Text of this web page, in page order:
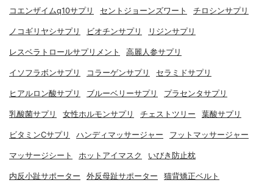
コエンザイムq10サプリ セントジョーンズワート チロシンサプリ
ノコギリヤシサプリ ビオチンサプリ リジンサプリ
レスベラトロールサプリメント 高麗人参サプリ
イソフラボンサプリ コラーゲンサプリ セラミドサプリ
ヒアルロン酸サプリ ブルーベリーサプリ プラセンタサプリ
乳酸菌サプリ 女性ホルモンサプリ チェストツリー 葉酸サプリ
ビタミンCサプリ ハンディマッサージャー フットマッサージャー
マッサージシート ホットアイマスク いびき防止枕
内反小趾サポーター 外反母趾サポーター 猫背矯正ベルト